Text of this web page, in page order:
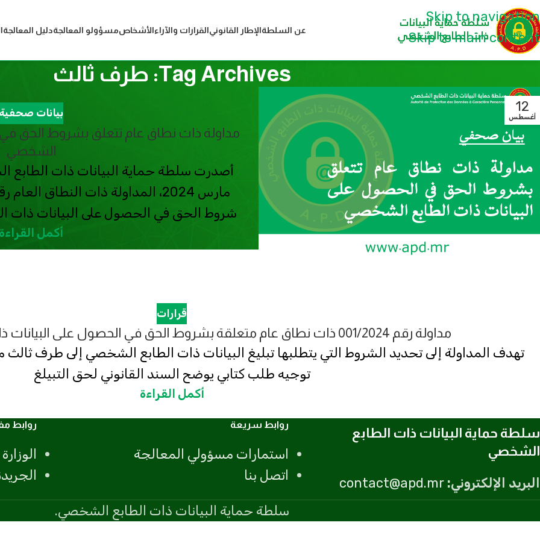
Skip to navigation
Skip to main content
عن السلطةالإطار القانونيالقرارات والآراءالأشخاصمسؤولو المعالجةدليل المعالجة
Tag Archives: طرف ثالث
12
أغسطس بيانات صحفية
مداولة ذات نطاق عام تتعلق بشروط الحق في
الشخصي
شروط الحق في الحصول على البيانات ذات
أكمل القراءة
قرارات
مداولة رقم 001/2024 ذات نطاق عام متعلقة بشروط الحق في الحصول على البيانات ذات الطابع الشخصي.
تهدف المداولة إلى تحديد الشروط التي يتطلبها تبليغ البيانات ذات الطابع الشخصي إلى طرف
توجيه طلب كتابي يوضح السند القانوني لحق التبيلغ
أكمل القراءة
سلطة حماية البيانات ذات الطابع
الشخصي
البريد الإلكتروني: contact@apd.mr
روابط سريعة
استمارات مسؤولي المعالجة
اتصل بنا
روابط
سلطة حماية البيانات ذات الطابع الشخصي.